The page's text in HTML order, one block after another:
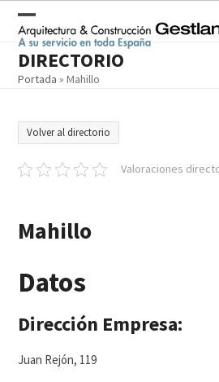
contentOpen
mobile
menu
Close
mobile
menu
DIRECTORIO
Portada »Mahillo
Volver al directorio
Valoraciones
Mahillo
Datos
Dirección Empresa:
Juan Rejón, 119